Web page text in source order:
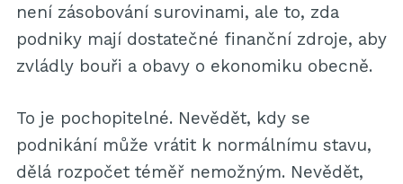
není zásobování surovinami, ale to, zda
podniky mají dostatečné finanční zdroje, aby
zvládly bouři a obavy o ekonomiku obecně.
To je pochopitelné. Nevědět, kdy se
podnikání může vrátit k normálnímu stavu,
dělá rozpočet téměř nemožným. Nevědět,